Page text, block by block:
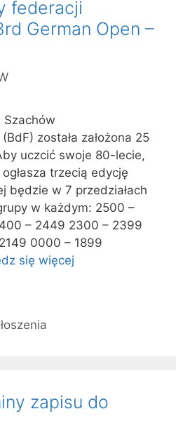
federacji
German Open –
Szachów
została założona 25
uczcić swoje 80-lecie,
trzecią edycję
będzie w 7 przedziałach
w każdym: 2500 –
– 2449 2300 – 2399
0000 – 1899
się więcej
zapisu do